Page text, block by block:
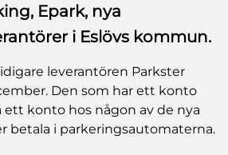
Epark, nya
i Eslövs kommun.
leverantören Parkster
Den som har ett konto
ett konto hos någon av de nya
betala i parkeringsautomaterna.